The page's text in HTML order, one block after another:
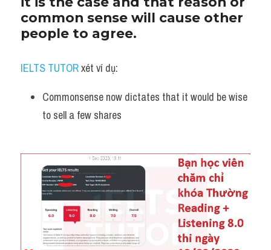
common sense will cause other
people to agree.
IELTS TUTOR xét ví dụ:
Commonsense now dictates that it would be wise
to sell a few shares